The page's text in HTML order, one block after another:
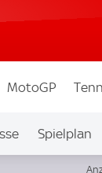
MotoGP
Spielplan